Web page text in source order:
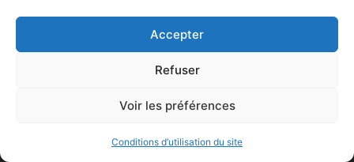
Accepter
Refuser
Voir les préférences
Conditions d’utilisation du site